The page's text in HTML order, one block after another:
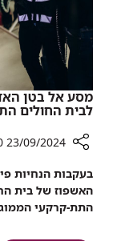
לבית החולים
שיתוף
מסע
23/09/2024 11:00
האשפוז של בית
התת-קרקעי